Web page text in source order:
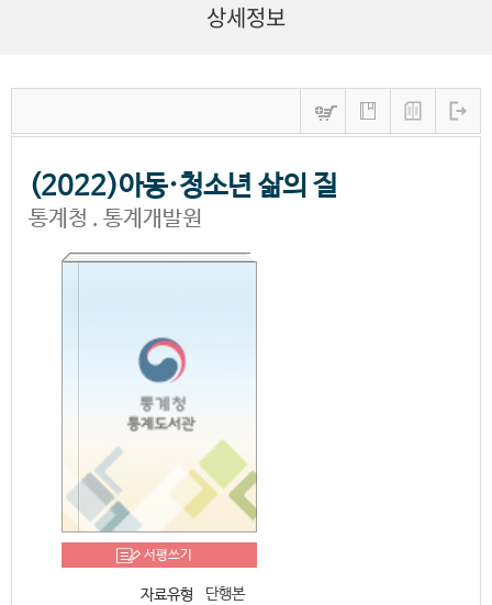
상세정보
(2022)아동·청소년 삶의 질
통계청 . 통계개발원
서평쓰기
자료유형
단행본